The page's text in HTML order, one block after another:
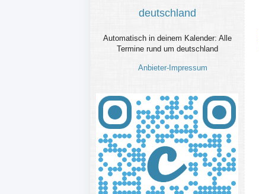
deutschland
Automatisch in deinem Kalender: Alle
Termine rund um deutschland
Anbieter-Impressum